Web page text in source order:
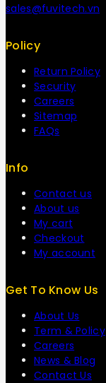
sales@fuvitech.vn
Policy
Return Policy
Security
Careers
Sitemap
FAQs
Info
Contact us
About us
My cart
Checkout
My account
Get To Know Us
About Us
Term & Policy
Careers
News & Blog
Contact Us